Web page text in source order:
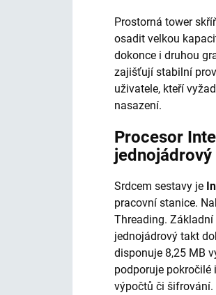
Prostorná tower
osadit velkou
dokonce i druhou
zajišťují stabilní
uživatele, kteří
nasazení.
Procesor
jednojádrový
Srdcem sestavy je
pracovní stanice.
Threading. Základní
jednojádrový takt
disponuje 8,25 MB
podporuje pokročilé
výpočtů či šifrování.